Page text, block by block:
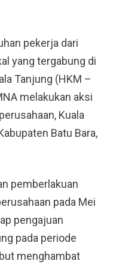
pekerja dari
yang tergabung di
Tanjung (HKM –
melakukan aksi
Kuala
Batu Bara,
pemberlakuan
pada Mei
pengajuan
pada periode
menghambat